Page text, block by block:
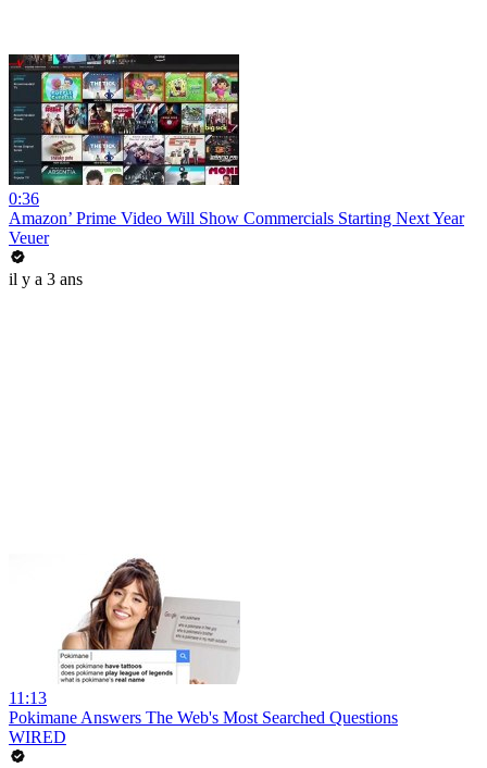
0:36
Amazon’ Prime Video Will Show Commercials Starting Next Year
Veuer
il y a 3 ans
11:13
Pokimane Answers The Web's Most Searched Questions
WIRED